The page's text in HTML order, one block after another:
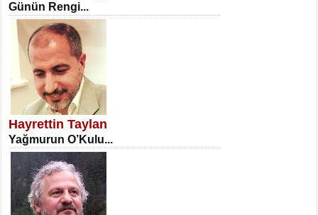
NECLA DİLEK ARSLAN
Öğretmenler Günü Mahkemesi...
Günün Rengi...
Hayrettin Taylan
Yağmurun O’Kulu...